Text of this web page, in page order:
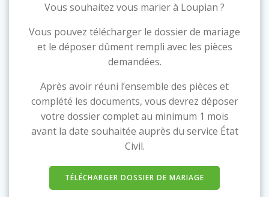
Vous souhaitez vous marier à Loupian ?
Vous pouvez télécharger le dossier de mariage
et le déposer dûment rempli avec les pièces
demandées.
Après avoir réuni l’ensemble des pièces et
complété les documents, vous devrez déposer
votre dossier complet au minimum 1 mois
avant la date souhaitée auprès du service État
Civil.
TÉLÉCHARGER DOSSIER DE MARIAGE